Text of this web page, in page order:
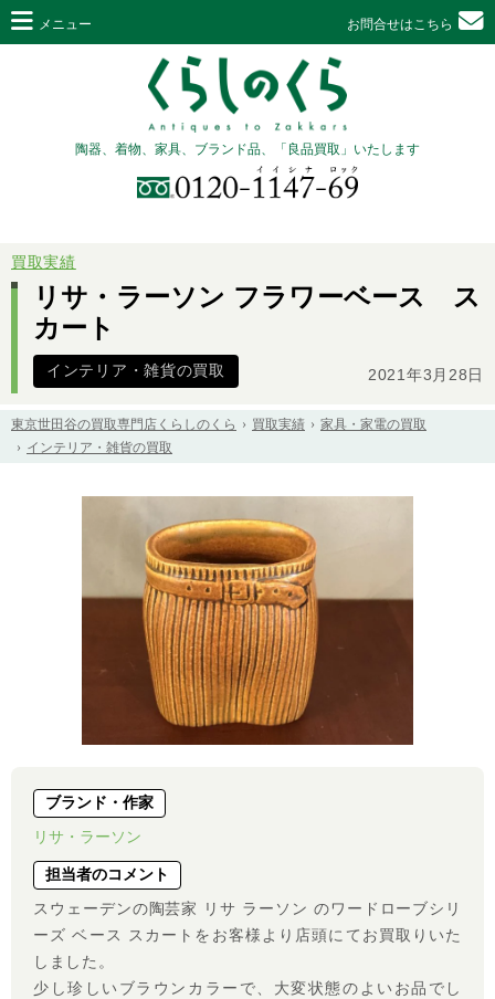
メニュー お問合せはこちら
陶器、着物、家具、ブランド品、「良品買取」いたします
買取実績
リサ・ラーソン フラワーベース ス
カート
インテリア・雑貨の買取 2021年3月28日
東京世田谷の買取専門店くらしのくら 買取実績
家具・家電の買取
インテリア・雑貨の買取
ブランド・作家
リサ・ラーソン
担当者のコメント
スウェーデンの陶芸家 リサ ラーソン のワードローブシリ
ーズ ベース スカートをお客様より店頭にてお買取りいた
しました。
少し珍しいブラウンカラーで、大変状態のよいお品でし